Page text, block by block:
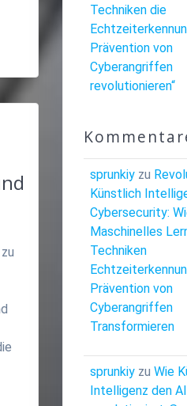
Techniken die
Prävention von
Cyberangriffen
revolutionieren“
sprunkiyzu
Künstlich
Cybersecurity:
Maschinelles
Techniken
Prävention von
Cyberangriffen
Transformieren
sprunkiyzu Wie
Intelligenz den